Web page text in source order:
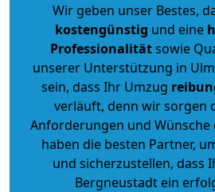
Wir geben unser Bestes,
kostengünstig und eine
Professionalitätsowie
unserer Unterstützung in
sein, dass Ihr Umzug
verläuft, denn wir sorgen
Anforderungen und
haben die besten Partner,
und sicherzustellen, dass
Bergneustadt ein